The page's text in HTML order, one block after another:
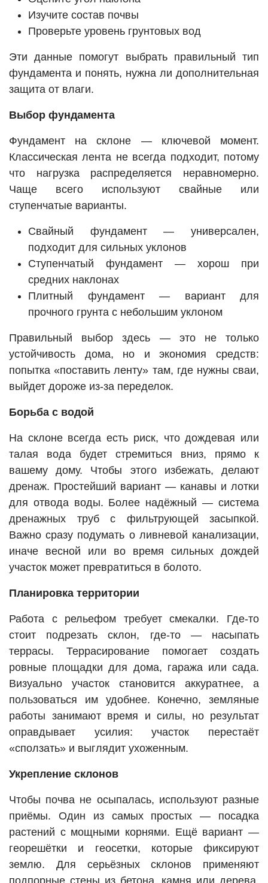
Изучите состав почвы
Проверьте уровень грунтовых вод
Эти данные помогут выбрать правильный тип
фундамента и понять, нужна ли дополнительная
защита от влаги.
Выбор фундамента
Фундамент на склоне — ключевой момент.
Классическая лента не всегда подходит, потому
что нагрузка распределяется неравномерно.
Чаще всего используют свайные или
ступенчатые варианты.
Свайный фундамент — универсален,
подходит для сильных уклонов
Ступенчатый фундамент — хорош при
средних наклонах
Плитный фундамент — вариант для
прочного грунта с небольшим уклоном
Правильный выбор здесь — это не только
устойчивость дома, но и экономия средств:
попытка «поставить ленту» там, где нужны сваи,
выйдет дороже из-за переделок.
Борьба с водой
На склоне всегда есть риск, что дождевая или
талая вода будет стремиться вниз, прямо к
вашему дому. Чтобы этого избежать, делают
дренаж. Простейший вариант — канавы и лотки
для отвода воды. Более надёжный — система
дренажных труб с фильтрующей засыпкой.
Важно сразу подумать о ливневой канализации,
иначе весной или во время сильных дождей
участок может превратиться в болото.
Планировка территории
Работа с рельефом требует смекалки. Где-то
стоит подрезать склон, где-то — насыпать
террасы. Террасирование помогает создать
ровные площадки для дома, гаража или сада.
Визуально участок становится аккуратнее, а
пользоваться им удобнее. Конечно, земляные
работы занимают время и силы, но результат
оправдывает усилия: участок перестаёт
«сползать» и выглядит ухоженным.
Укрепление склонов
Чтобы почва не осыпалась, используют разные
приёмы. Один из самых простых — посадка
растений с мощными корнями. Ещё вариант —
георешётки и геосетки, которые фиксируют
землю. Для серьёзных склонов применяют
подпорные стены из бетона, камня или дерева.